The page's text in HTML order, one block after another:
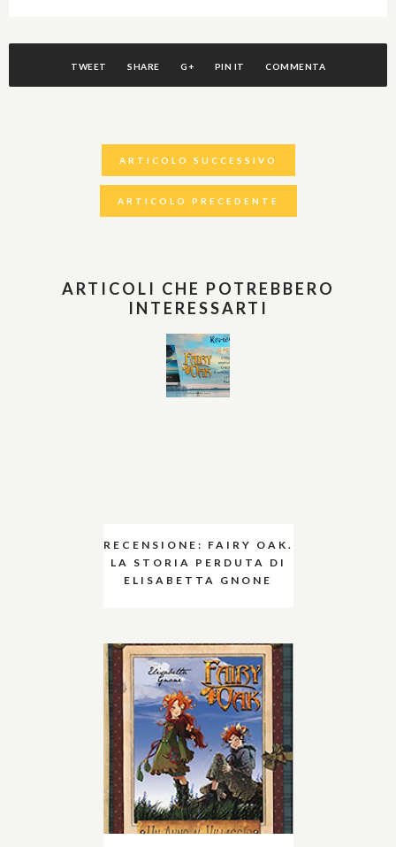
TWEET SHARE G+ PIN IT COMMENTA
ARTICOLO SUCCESSIVO
ARTICOLO PRECEDENTE
ARTICOLI CHE POTREBBERO
INTERESSARTI
RECENSIONE: FAIRY OAK.
LA STORIA PERDUTA DI
ELISABETTA GNONE